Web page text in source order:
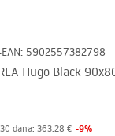
EAN: 5902557382798
Hugo Black
dana: 363.28 € -9%